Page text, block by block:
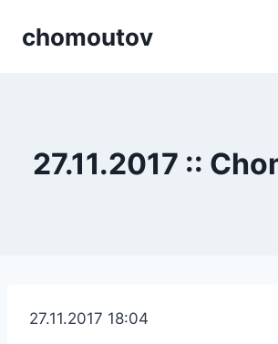
chomoutov
27.11.2017 ::
27.11.2017 18:04